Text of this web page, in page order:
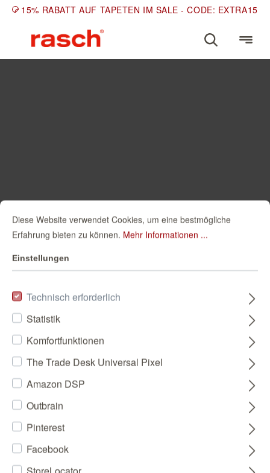
15% RABATT AUF TAPETEN IM SALE - CODE: EXTRA15
Diese Website verwendet Cookies, um eine bestmögliche
Erfahrung bieten zu können. Mehr Informationen ...
Einstellungen
Technisch erforderlich
Statistik
Komfortfunktionen
The Trade Desk Universal Pixel
Amazon DSP
Outbrain
Pinterest
Facebook